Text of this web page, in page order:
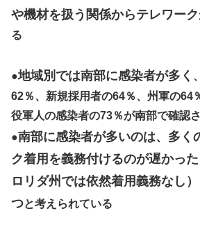
や機材を扱う関係からテレワー
る
●地域別では南部に感染者が多く
62％、新規採用者の64％、州軍の64
役軍人の感染者の73％が南部で確認
●南部に感染者が多いのは、多く
ク着用を義務付けるのが遅かっ
ロリダ州では依然着用義務なし
つと考えられている